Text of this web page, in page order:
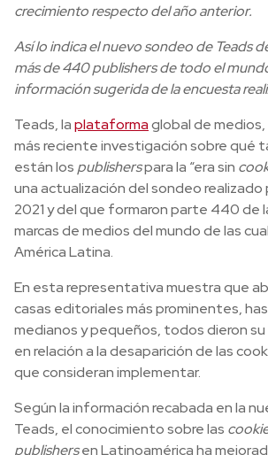
crecimiento respecto del año anterior.
Así lo indica el nuevo sondeo de Teads
más de 440 publishers de todo el
información sugerida de la encuesta
Teads, laplataformaglobal de
más reciente investigación sobre qué
están los publisherspara la “era sin
una actualización del sondeo realizado
2021 y del que formaron parte 440 de
marcas de medios del mundo de las
América Latina.
En esta representativa muestra que
casas editoriales más prominentes,
medianos y pequeños, todos dieron
en relación a la desaparición de las
que consideran implementar.
Según la información recabada en la
Teads, el conocimiento sobre las
publishersen Latinoamérica ha